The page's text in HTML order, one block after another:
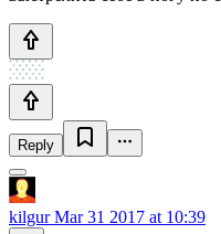
Reply
kilgurMar 31 2017 at 10:39